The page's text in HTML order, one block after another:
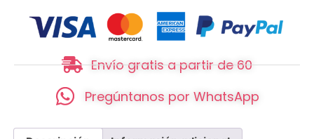
Envío gratis a partir de 60
Pregúntanos por WhatsApp